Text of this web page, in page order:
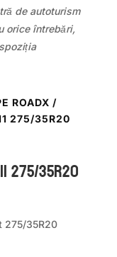
de autoturism
orice întrebări,
ROADX /
275/35R20
275/35R20
275/35R20